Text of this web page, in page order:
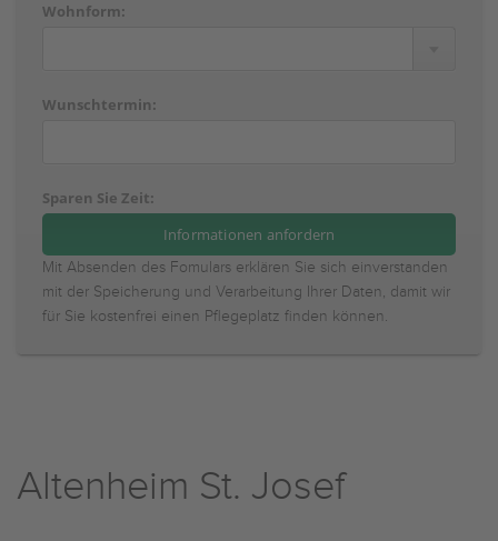
Wohnform:
Wunschtermin:
Sparen Sie Zeit:
Mit Absenden des Fomulars erklären Sie sich einverstanden
mit der Speicherung und Verarbeitung Ihrer Daten, damit wir
für Sie kostenfrei einen Pflegeplatz finden können.
Altenheim St. Josef